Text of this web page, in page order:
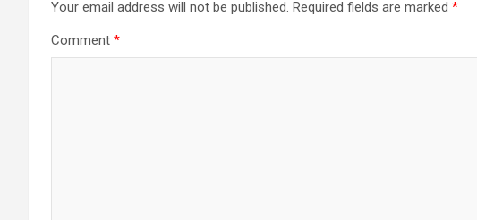
Your email address will not be published. Required fields are marked *
Comment *